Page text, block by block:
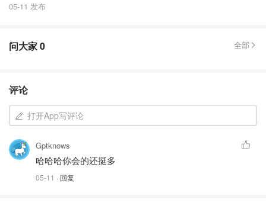
05-11 发布
问大家0 全部
评论
打开App写评论
Gptknows
哈哈哈你会的还挺多
05-11 · 回复